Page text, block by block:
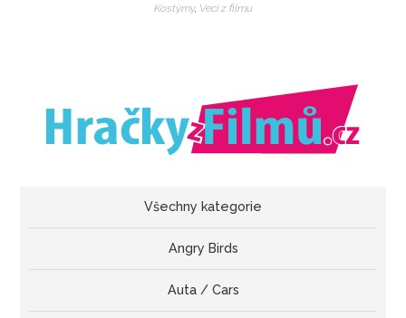
Kostýmy, Veci z filmu
Všechny kategorie
Angry Birds
Auta / Cars